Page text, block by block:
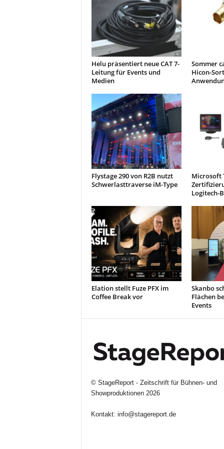
Helu präsentiert neue CAT 7-
Leitung für Events und
Medien
Sommer
Hicon-
Flystage 290 von R2B nutzt
Schwerlasttraverse iM-Type
Microsoft
Logitech-
Elation stellt Fuze PFX im
Coffee Break vor
Skanbo
Flächen
Events
© StageReport - Zeitschrift für Bühnen- und
Showproduktionen2026
Kontakt: info@stagereport.de